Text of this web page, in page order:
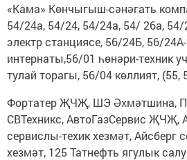
«Кама» Көнчыгыш-сәнәгать
54/24а, 54/24, 54/24а, 54/ 26а,
электр станциясе, 56/24Б, 56/
интернаты,56/01 һөнәри-техник
тулай торагы, 56/04 көллият, (55,
Фортатер ҖЧҖ, ШЭ Әхмәтшина,
СВТехникс, АвтоГазСервис ҖЧҖ,
сервислы-техик хезмәт, Айсберг
хезмәт, 125 Татнефть ягулык